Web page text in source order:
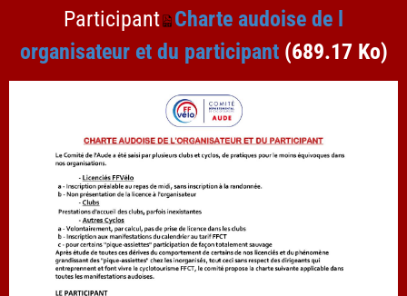
Participant
Charte audoise de l
organisateur et du participant(689.17 Ko)